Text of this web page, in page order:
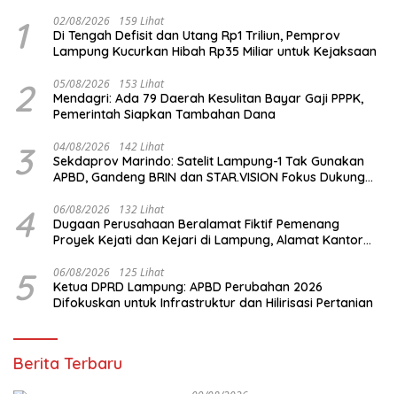
1 02/08/2026 159 Lihat
Di Tengah Defisit dan Utang Rp1 Triliun, Pemprov
Lampung Kucurkan Hibah Rp35 Miliar untuk Kejaksaan
2 05/08/2026 153 Lihat
Mendagri: Ada 79 Daerah Kesulitan Bayar Gaji PPPK,
Pemerintah Siapkan Tambahan Dana
3 04/08/2026 142 Lihat
Sekdaprov Marindo: Satelit Lampung-1 Tak Gunakan
APBD, Gandeng BRIN dan STAR.VISION Fokus Dukung
4 06/08/2026 132 Lihat
Dugaan Perusahaan Beralamat Fiktif Pemenang
Proyek Kejati dan Kejari di Lampung, Alamat Kantor
PKPCK Disorot
5 06/08/2026 125 Lihat
Ketua DPRD Lampung: APBD Perubahan 2026
Difokuskan untuk Infrastruktur dan Hilirisasi Pertanian
Berita Terbaru